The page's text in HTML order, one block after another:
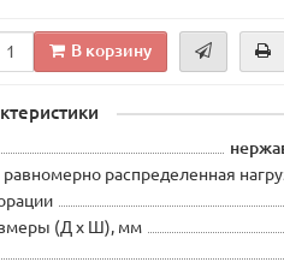
В корзину
распределенная
(Д х Ш), мм